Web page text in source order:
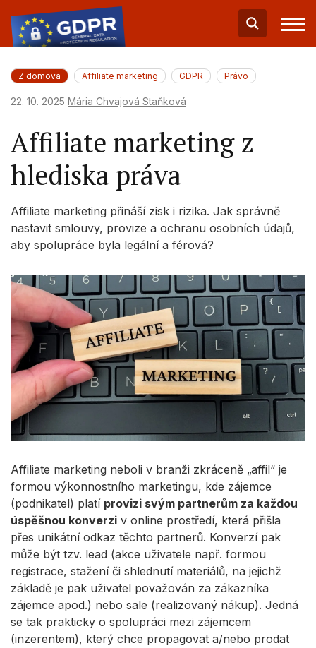
Z domova Affiliate marketing GDPR Právo
22. 10. 2025 Mária Chvajová Staňková
Affiliate marketing z
hlediska práva
Affiliate marketing přináší zisk i rizika. Jak správně
nastavit smlouvy, provize a ochranu osobních údajů,
aby spolupráce byla legální a férová?
Affiliate marketing neboli v branži zkráceně „affil“ je
formou výkonnostního marketingu, kde zájemce
(podnikatel) platí provizi svým partnerům za každou
úspěšnou konverzi v online prostředí, která přišla
přes unikátní odkaz těchto partnerů. Konverzí pak
může být tzv. lead (akce uživatele např. formou
registrace, stažení či shlednutí materiálů, na jejichž
základě je pak uživatel považován za zákazníka
zájemce apod.) nebo sale (realizovaný nákup). Jedná
se tak prakticky o spolupráci mezi zájemcem
(inzerentem), který chce propagovat a/nebo prodat